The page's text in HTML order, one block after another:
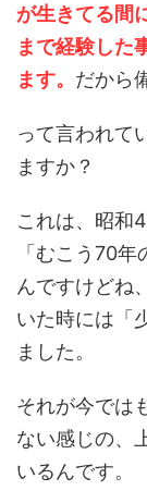
が生きてる間
まで経験した
ます。 だから
って言われて
ますか？
これは、昭和
「むこう70
んですけどね
いた時には「
ました。
それが今では
ない感じの、
いるんです。